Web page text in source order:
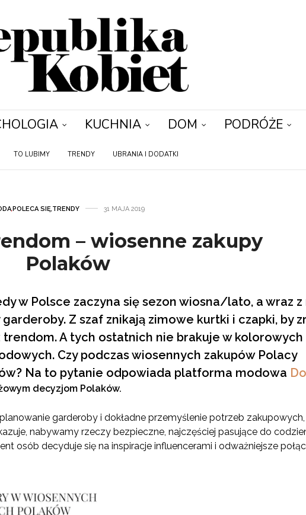
KUCHNIA DOM PODRÓŻE
TO LUBIMY TRENDY UBRANIA I DODATKI
,POLECA SIĘ,TRENDY 31 MAJA 2019
– wiosenne zakupy
Polaków
w Polsce zaczyna się sezon wiosna/lato, a wraz z
Z szaf znikają zimowe kurtki i czapki, by
A tych ostatnich nie brakuje w kolorowych
Czy podczas wiosennych zakupów Polacy
Na to pytanie odpowiada platforma modowa
decyzjom Polaków.
garderoby i dokładne przemyślenie potrzeb
nabywamy rzeczy bezpieczne, najczęściej pasujące do
osób decyduje się na inspiracje influencerami i odważniejsze